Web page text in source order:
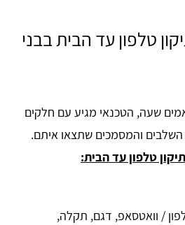
טלפון עד הבית בבני
שעה, הטכנאי מגיע עם חלקים
השלבים והמסמכים שתצאו איתם.
טלפון עד הבית:
/ וואטסאפ, דגם, תקלה,